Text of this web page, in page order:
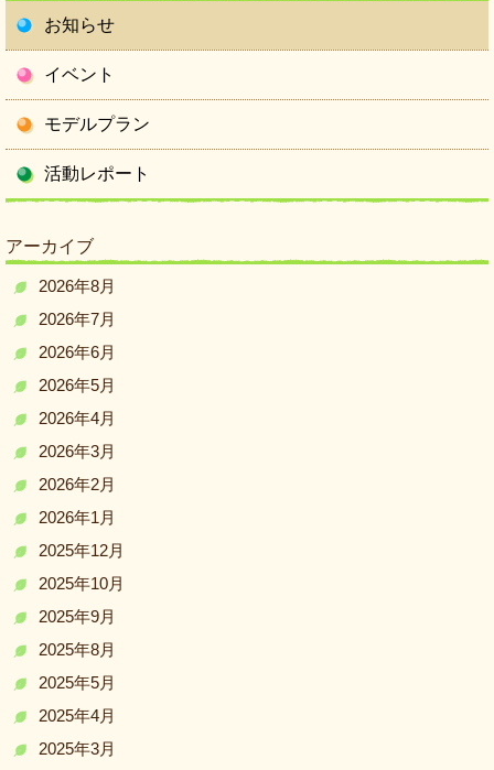
お知らせ
イベント
モデルプラン
活動レポート
アーカイブ
2026年8月
2026年7月
2026年6月
2026年5月
2026年4月
2026年3月
2026年2月
2026年1月
2025年12月
2025年10月
2025年9月
2025年8月
2025年5月
2025年4月
2025年3月